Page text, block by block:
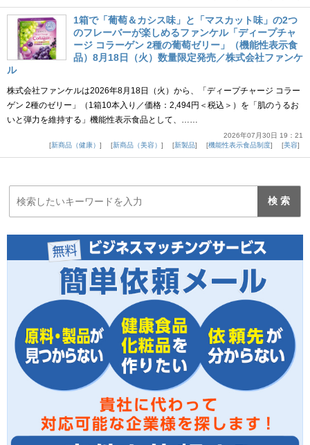
1箱で「葡萄＆カシス味」と「マスカット味」の2つ
のフレーバーが楽しめるファンケル「ディープチャ
ージ コラーゲン 2種の葡萄ゼリー」（機能性表示食
品）8月18日（火）数量限定発売／株式会社ファンケ
ル
株式会社ファンケルは2026年8月18日（火）から、「ディープチャージ コラー
ゲン 2種のゼリー」（1箱10本入り／価格：2,494円＜税込＞）を「肌のうるお
いと弾力を維持する」機能性表示食品として、……
2026年07月30日 19：21
新商品（健康）
新商品（美容） 新製品 機能性表示食品制度 美容